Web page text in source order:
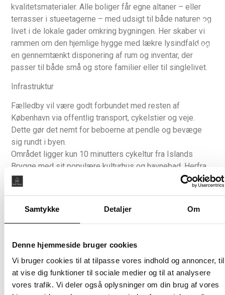
Samtykke Detaljer Om
Denne hjemmeside bruger cookies
Vi bruger cookies til at tilpasse vores indhold og annoncer, til
at vise dig funktioner til sociale medier og til at analysere
vores trafik. Vi deler også oplysninger om din brug af vores
kvalitetsmaterialer. Alle boliger får egne altaner – eller
terrasser i stueetagerne – med udsigt til både naturen og
livet i de lokale gader omkring bygningen. Her skaber vi
rammen om den hjemlige hygge med lækre lysindfald og
en gennemtænkt disponering af rum og inventar, der
passer til både små og store familier eller til singlelivet.
Infrastruktur
Fælledby vil være godt forbundet med resten af
København via offentlig transport, cykelstier og veje.
Dette gør det nemt for beboerne at pendle og bevæge
sig rundt i byen.
Området ligger kun 10 minutters cykeltur fra Islands
Brygge med sit populære kulturhus og havnebad. Herfra
er du hurtigt inde på Fisketorvet eller i Kødbyen med sine
mange spisesteder og specialbutikker. Du kan også tage
DR Koncerthuset, eller besøge Bella Kvarter, som ligger
10 minutters gang mod syd, hvor Bella Arena og Bella
som fx den populære Bogmesse. Tager du et metrostop
længere mod syd finder du et af Københavns største
koncertsteder, Royal Arena, og tager du et stop mere, står
du på kanten af Kalvebod Fælled og et stenkast fra